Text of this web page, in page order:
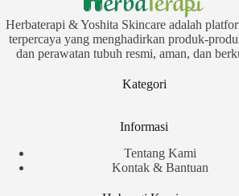
Herbaterapi & Yoshita Skincare adalah
terpercaya yang menghadirkan produk-
dan perawatan tubuh resmi, aman, dan
Kategori
Informasi
Tentang Kami
Kontak & Bantuan